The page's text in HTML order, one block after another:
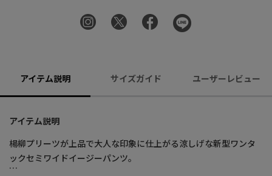
アイテム説明 サイズガイド ユーザーレビュー
アイテム説明
楊柳プリーツが上品で大人な印象に仕上がる涼しげな新型ワンタ
ックセミワイドイージーパンツ。